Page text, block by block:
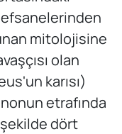
efsanelerinden
mitolojisine
olan
karısı)
etrafında
dört